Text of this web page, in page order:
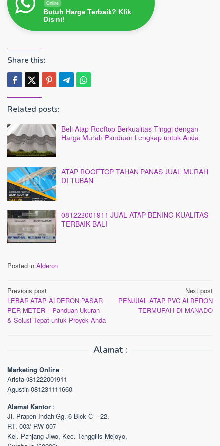
Online
Butuh Harga Terbaik? Klik
Disini!
Share this:
Related posts:
Beli Atap Rooftop Berkualitas Tinggi dengan
Harga Murah Panduan Lengkap untuk Anda
ATAP ROOFTOP TAHAN PANAS JUAL MURAH
DI TUBAN
081222001911 JUAL ATAP BENING KUALITAS
TERBAIK BALI
Posted in Alderon
Post
navigation
Previous post
LEBAR ATAP ALDERON PASAR
PER METER – Panduan Ukuran
& Solusi Tepat untuk Proyek Anda
Next post
PENJUAL ATAP PVC ALDERON
TERMURAH DI MANADO
Alamat :
Marketing Online :
Arista 081222001911
Agustin 081231111660
Alamat Kantor :
Jl. Prapen Indah Gg. 6 Blok C – 22,
RT. 003/ RW 007
Kel. Panjang Jiwo, Kec. Tenggilis Mejoyo,